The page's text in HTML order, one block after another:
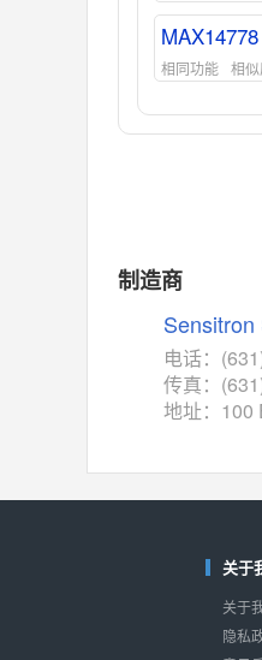
MAX14778
相同功能 相
ADG1439
MAX14760
相同功能 相
制造商
电话：
传真：
地址：100
关于
关于
隐私